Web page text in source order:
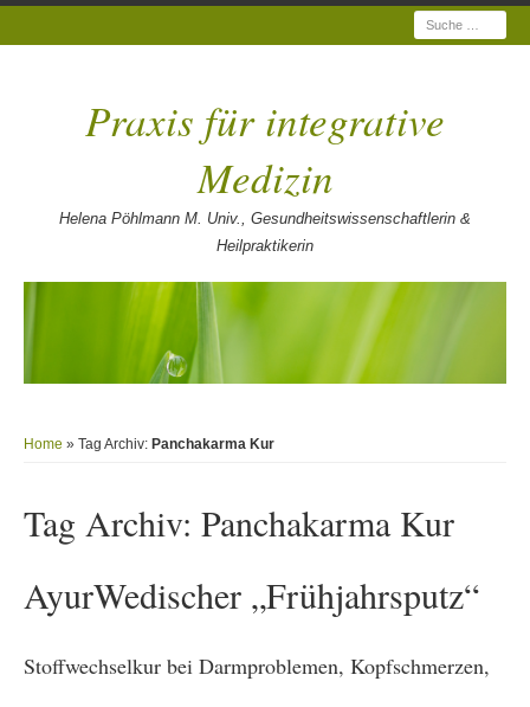
Suche
Praxis für integrative
Medizin
Helena Pöhlmann M. Univ., Gesundheitswissenschaftlerin &
Heilpraktikerin
Home » Tag Archiv: Panchakarma Kur
Tag Archiv: Panchakarma Kur
AyurWedischer „Frühjahrsputz“
Stoffwechselkur bei Darmproblemen, Kopfschmerzen,